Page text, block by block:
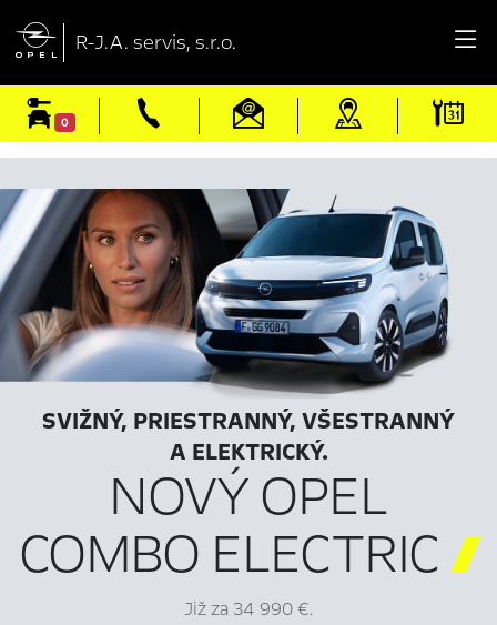
 R-J.A. servis, s.r.o.
0
SVIŽNÝ, PRIESTRANNÝ, VŠESTRANNÝ
A ELEKTRICKÝ.
NOVÝ OPEL
COMBO ELECTRIC
Již za 34 990 €.